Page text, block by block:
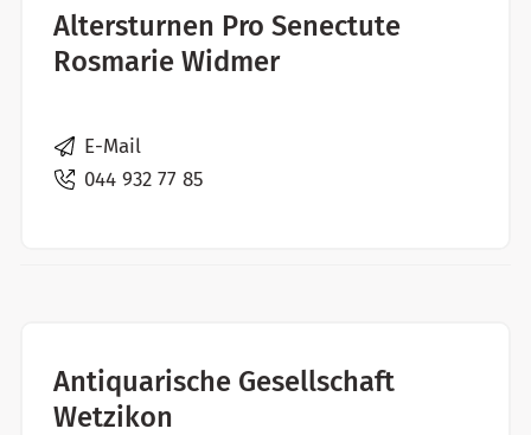
Altersturnen Pro Senectute
Rosmarie Widmer
E-Mail
044 932 77 85
Antiquarische Gesellschaft
Wetzikon